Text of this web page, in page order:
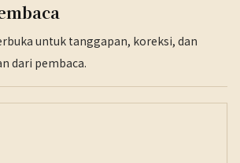
untuk tanggapan, koreksi, dan
dari pembaca.